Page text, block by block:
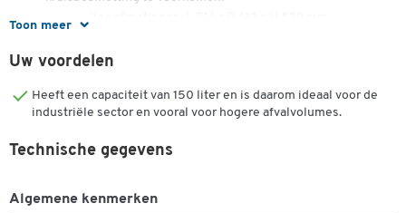
Toon meer
Extra tassen zijn apart verkrijgbaar
Uw voordelen
Heeft een capaciteit van 150 liter en is daarom ideaal voor de
industriële sector en vooral voor hogere afvalvolumes.
Technische gegevens
Algemene kenmerken
Dubbelklik om in te zoomen